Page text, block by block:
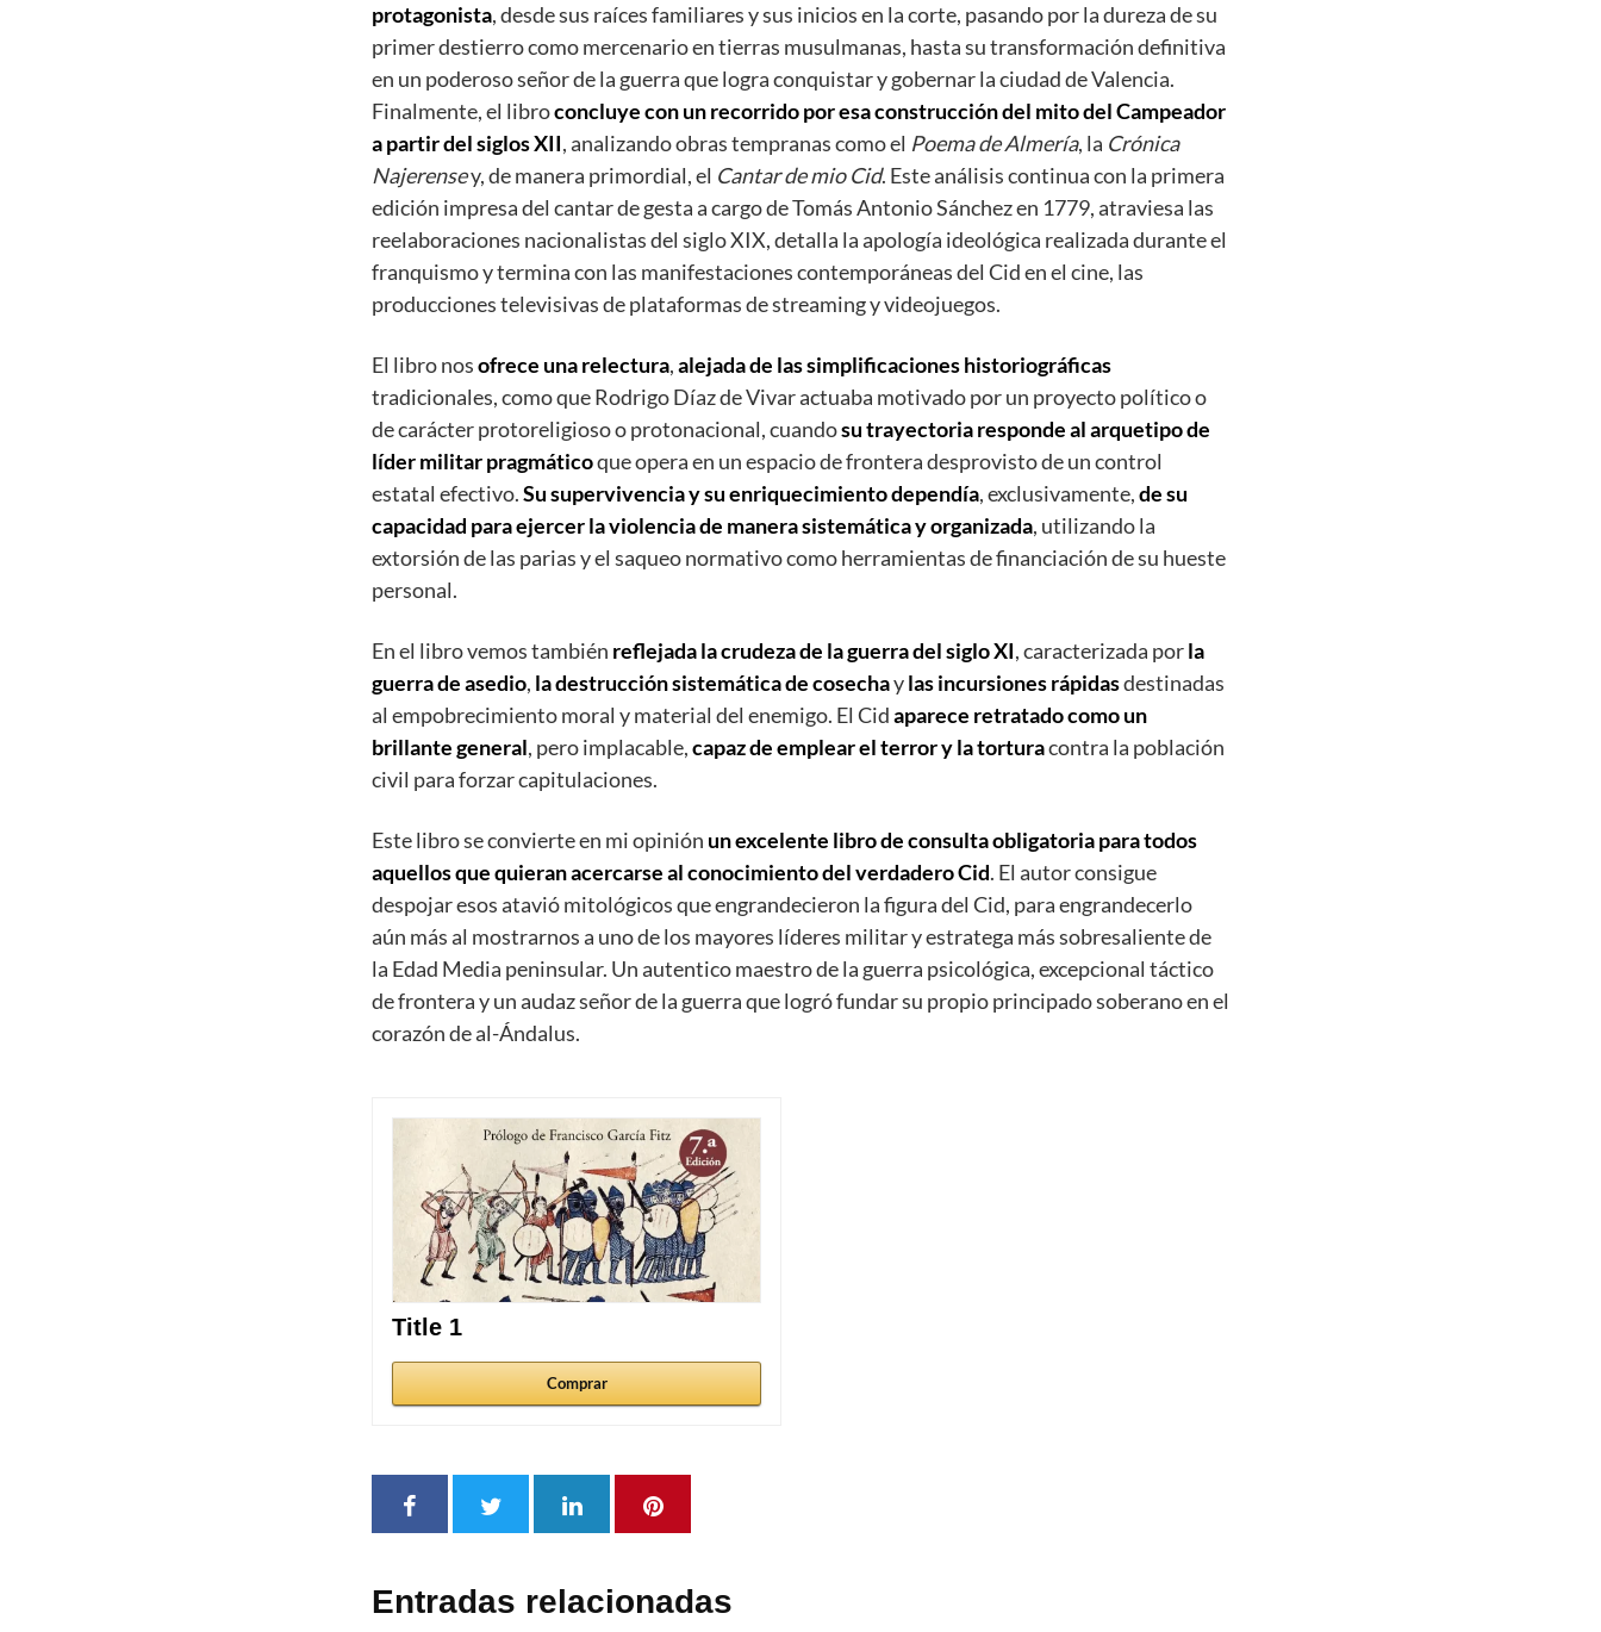
protagonista, desde sus raíces familiares y sus inicios en la corte, pasando por la dureza de su
primer destierro como mercenario en tierras musulmanas, hasta su transformación definitiva
en un poderoso señor de la guerra que logra conquistar y gobernar la ciudad de Valencia.
Finalmente, el libroconcluye con un recorrido por esa construcción del mito del Campeador
a partir del siglos XII, analizando obras tempranas como el Poema de Almería, la Crónica
Najerensey, de manera primordial, el Cantar de mio Cid. Este análisis continua con la primera
edición impresa del cantar de gesta a cargo de Tomás Antonio Sánchez en 1779, atraviesa las
reelaboraciones nacionalistas del siglo XIX, detalla la apología ideológica realizada durante el
franquismo y termina con las manifestaciones contemporáneas del Cid en el cine, las
producciones televisivas de plataformas de streaming y videojuegos.
El libro nosofrece una relectura,alejada de las simplificaciones historiográficas
tradicionales, como que Rodrigo Díaz de Vivar actuaba motivado por un proyecto político o
de carácter protoreligioso o protonacional, cuandosu trayectoria responde al arquetipo de
líder militar pragmáticoque opera en un espacio de frontera desprovisto de un control
estatal efectivo.Su supervivencia y su enriquecimiento dependía, exclusivamente,de su
capacidad para ejercer la violencia de manera sistemática y organizada, utilizando la
extorsión de las parias y el saqueo normativo como herramientas de financiación de su hueste
personal.
En el libro vemos también reflejada la crudeza de la guerra del siglo XI, caracterizada porla
guerra de asedio, la destrucción sistemática de cosechaylas incursiones rápidasdestinadas
al empobrecimiento moral y material del enemigo. El Cidaparece retratado como un
brillante general, pero implacable,capaz de emplear el terror y la torturacontra la población
civil para forzar capitulaciones.
Este libro se convierte en mi opinión un excelente libro de consulta obligatoria para todos
aquellos que quieran acercarse al conocimiento del verdadero Cid. El autor consigue
despojar esos atavió mitológicos que engrandecieron la figura del Cid, para engrandecerlo
aún más al mostrarnos a uno de los mayores líderes militar y estratega más sobresaliente de
la Edad Media peninsular. Un autentico maestro de la guerra psicológica, excepcional táctico
de frontera y un audaz señor de la guerra que logró fundar su propio principado soberano en el
corazón de al-Ándalus.
Title 1
Comprar
Entradas relacionadas